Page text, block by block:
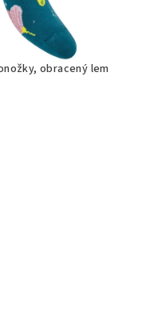
obracený lem